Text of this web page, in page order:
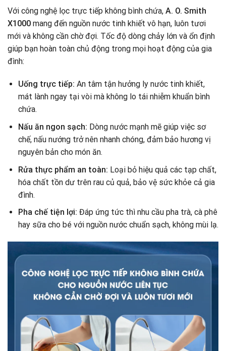
Với công nghệ lọc trực tiếp không bình chứa, A. O. Smith
X1000 mang đến nguồn nước tinh khiết vô hạn, luôn tươi
mới và không cần chờ đợi. Tốc độ dòng chảy lớn và ổn định
giúp bạn hoàn toàn chủ động trong mọi hoạt động của gia
đình:
Uống trực tiếp: An tâm tận hưởng ly nước tinh khiết,
mát lành ngay tại vòi mà không lo tái nhiễm khuẩn bình
chứa.
Nấu ăn ngon sạch: Dòng nước mạnh mẽ giúp việc sơ
chế, nấu nướng trở nên nhanh chóng, đảm bảo hương vị
nguyên bản cho món ăn.
Rửa thực phẩm an toàn: Loại bỏ hiệu quả các tạp chất,
hóa chất tồn dư trên rau củ quả, bảo vệ sức khỏe cả gia
đình.
Pha chế tiện lợi: Đáp ứng tức thì nhu cầu pha trà, cà phê
hay sữa cho bé với nguồn nước chuẩn sạch, không mùi lạ.